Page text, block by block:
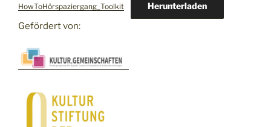
HowToHörspaziergang_Toolkit Herunterladen
Gefördert von: